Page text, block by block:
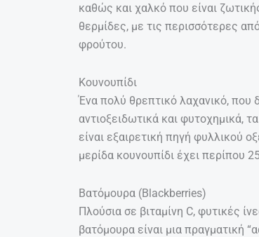
καθώς και χαλκό που είναι
θερμίδες, με τις περισσότερες
φρούτου.
Κουνουπίδι
Ένα πολύ θρεπτικό λαχανικό, που
αντιοξειδωτικά και φυτοχημικά,
είναι εξαιρετική πηγή φυλλικού
μερίδα κουνουπίδι έχει περίπου
Βατόμουρα (Blackberries)
Πλούσια σε βιταμίνη C, φυτικές
βατόμουρα είναι μια πραγματική